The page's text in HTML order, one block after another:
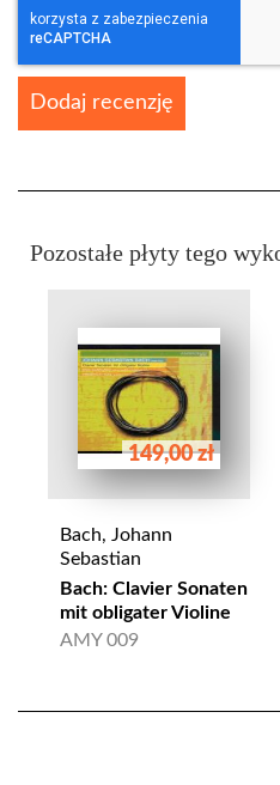
Dodaj recenzję
Pozostałe płyty tego
149,00 zł
Bach, Johann
Sebastian
Bach: Clavier Sonaten
mit obligater Violine
AMY 009